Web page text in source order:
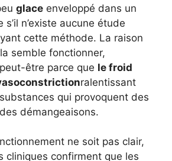
glace enveloppé dans un
s’il n’existe aucune étude
cette méthode. La raison
semble fonctionner,
être parce que le froid
ralentissant
qui provoquent des
démangeaisons.
ne soit pas clair,
cliniques confirment que les